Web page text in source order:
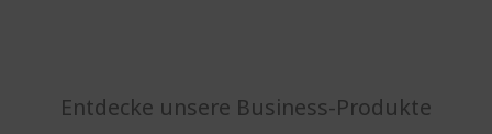
Entdecke unsere Business-Produkte